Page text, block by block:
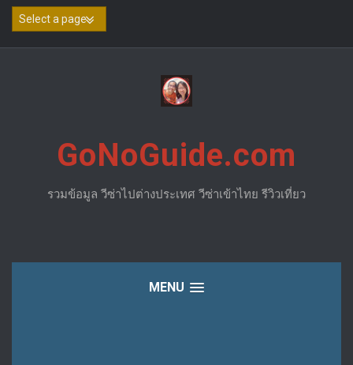
Skip
GoNoGuide.com
รวมข้อมูล วีซ่าไปต่างประเทศ วีซ่าเข้าไทย รีวิวเที่ยว
MENU